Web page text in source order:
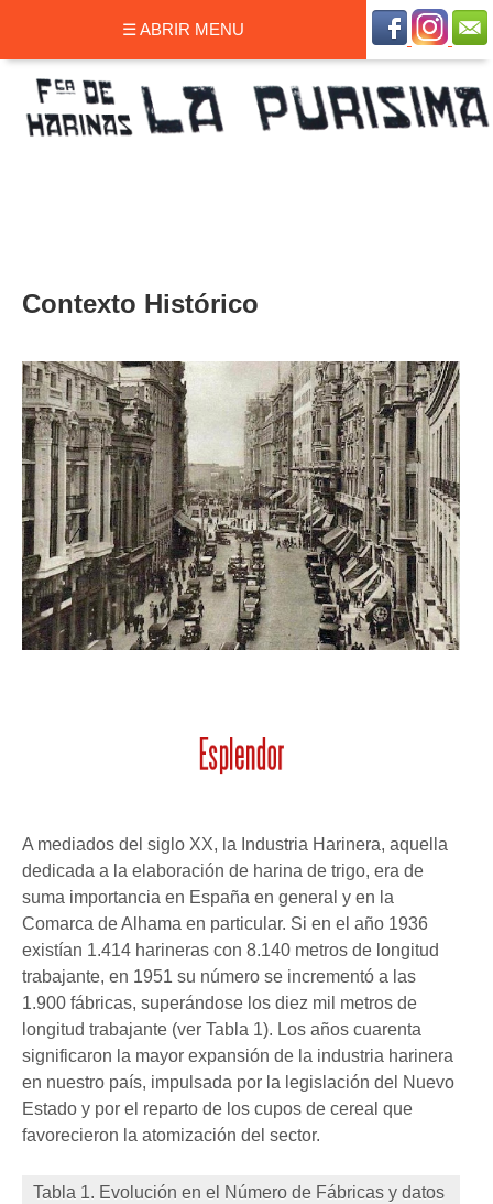
☰ ABRIR MENU
Contexto Histórico
A mediados del siglo XX, la Industria Harinera, aquella
dedicada a la elaboración de harina de trigo, era de
suma importancia en España en general y en la
Comarca de Alhama en particular. Si en el año 1936
existían 1.414 harineras con 8.140 metros de longitud
trabajante, en 1951 su número se incrementó a las
1.900 fábricas, superándose los diez mil metros de
longitud trabajante (ver Tabla 1). Los años cuarenta
significaron la mayor expansión de la industria harinera
en nuestro país, impulsada por la legislación del Nuevo
Estado y por el reparto de los cupos de cereal que
favorecieron la atomización del sector.
Tabla 1. Evolución en el Número de Fábricas y datos